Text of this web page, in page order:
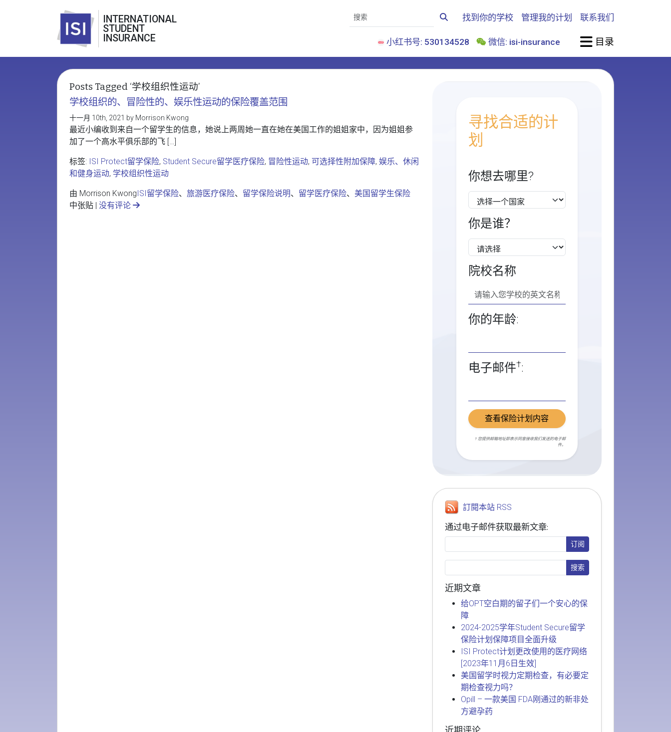
INTERNATIONAL
STUDENT
INSURANCE
找到你的学校 管理我的计划 联系我们
小红书号: 530134528 微信: isi-insurance 目录
Posts Tagged ‘学校组织性运动’
学校组织的、冒险性的、娱乐性运动的保险覆盖范围
十一月 10th, 2021 by Morrison Kwong
最近小编收到来自一个留学生的信息，她说上两周她一直在她在美国工作的姐姐家中，因为姐姐参
加了一个高水平俱乐部的飞 […]
标签: ISI Protect留学保险, Student Secure留学医疗保险, 冒险性运动, 可选择性附加保障, 娱乐、休闲
和健身运动, 学校组织性运动
由 Morrison KwongISI留学保险、 旅游医疗保险、 留学保险说明、 留学医疗保险、 美国留学生保险
中张贴 | 没有评论
寻找合适的计
划
你想去哪里?
你是谁？
院校名称
你的年龄:
电子邮件†:
查看保险计划内容
† 您提供邮箱地址即表示同意接收我们发送的电子邮
件。
訂閱本站 RSS
通过电子邮件获取最新文章:
近期文章
给OPT空白期的留子们一个安心的保
障
2024-2025学年Student Secure留学
保险计划保障项目全面升级
ISI Protect计划更改使用的医疗网络
[2023年11月6日生效]
美国留学时视力定期检查，有必要定
期检查视力吗？
Opill – 一款美国 FDA刚通过的新非处
方避孕药